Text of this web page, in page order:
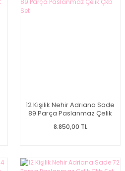
12 Kişilik Nehir Adriana Sade
89 Parça Paslanmaz Çelik
8.850,00 TL